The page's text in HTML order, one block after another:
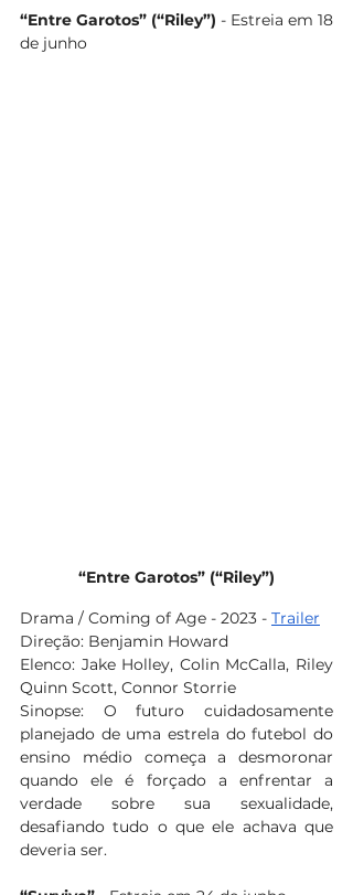
“Entre Garotos” (“Riley”) - Estreia em 18
de junho
“Entre Garotos” (“Riley”)
Drama / Coming of Age - 2023 - Trailer
Direção: Benjamin Howard
Elenco: Jake Holley, Colin McCalla, Riley
Quinn Scott, Connor Storrie
Sinopse: O futuro cuidadosamente
planejado de uma estrela do futebol do
ensino médio começa a desmoronar
quando ele é forçado a enfrentar a
verdade sobre sua sexualidade,
desafiando tudo o que ele achava que
deveria ser.